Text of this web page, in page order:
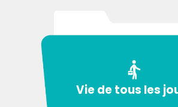
Vie de tous les